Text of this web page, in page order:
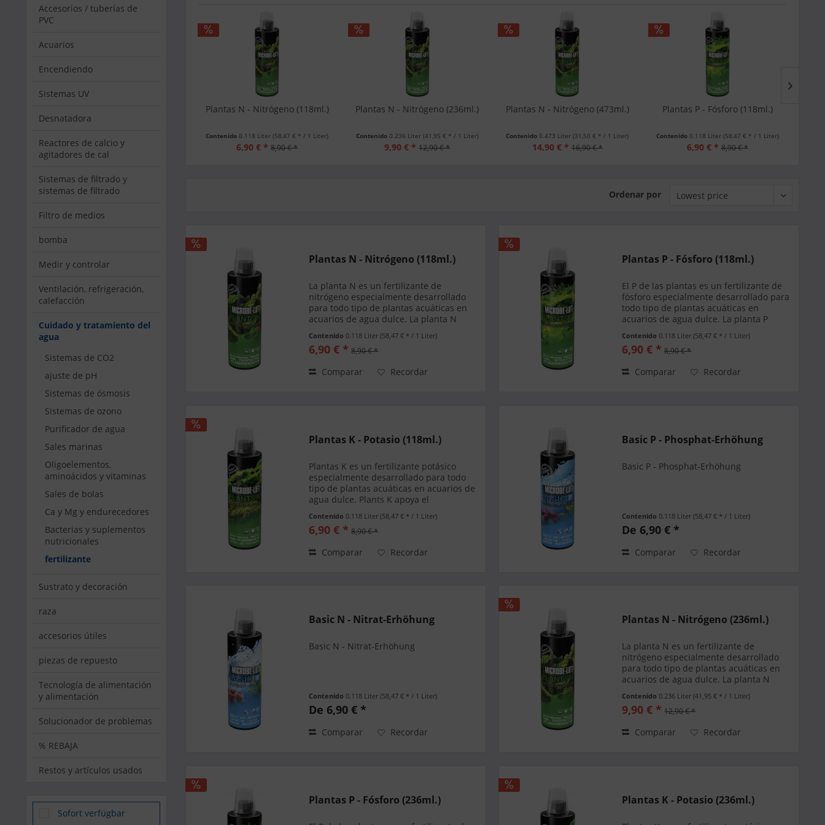
Accesorios / tuberías de
PVC
Acuarios
Encendiendo
Sistemas UV
Desnatadora
Reactores de calcio y
agitadores de cal
Sistemas de filtrado y
sistemas de filtrado
Filtro de medios
bomba
Medir y controlar
Ventilación, refrigeración,
calefacción
Cuidado y tratamiento del
agua
Sistemas de CO2
ajuste de pH
Sistemas de ósmosis
Sistemas de ozono
Purificador de agua
Sales marinas
Oligoelementos,
aminoácidos y vitaminas
Sales de bolas
Ca y Mg y endurecedores
Bacterias y suplementos
nutricionales
fertilizante
Sustrato y decoración
raza
accesorios útiles
piezas de repuesto
Tecnología de alimentación
y alimentación
Solucionador de problemas
% REBAJA
Restos y artículos usados
Sofort verfügbar
Plantas N - Nitrógeno (118ml.)
Contenido0.118 Liter(58,47 € * / 1 Liter)
6,90 € * 8,90 € *
Plantas N - Nitrógeno (236ml.)
Contenido 0.236 Liter (41,95 € * / 1 Liter)
9,90 € * 12,90 € *
Plantas N - Nitrógeno (473ml.)
Contenido0.473 Liter(31,50 € * / 1 Liter)
14,90 € * 16,90 € *
Plantas P - Fósforo (118ml.)
Contenido 0.118 Liter (58,47 € * / 1 Liter)
6,90 € * 8,90 € *
Ordenar por
Plantas N - Nitrógeno (118ml.)
La planta N es un fertilizante de
nitrógeno especialmente desarrollado
para todo tipo de plantas acuáticas en
acuarios de agua dulce. La planta N
evita una deficiencia de nitrógeno de sus
plantas...
Contenido 0.118 Liter(58,47 € * / 1 Liter)
6,90 € * 8,90 € *
Comparar Recordar
Plantas P - Fósforo (118ml.)
El P de las plantas es un fertilizante de
fósforo especialmente desarrollado para
todo tipo de plantas acuáticas en
acuarios de agua dulce. La planta P
planta y previene la deficiencia de
fósforo en...
Contenido 0.118 Liter(58,47 € * / 1 Liter)
6,90 € * 8,90 € *
Comparar Recordar
Plantas K - Potasio (118ml.)
Plantas K es un fertilizante potásico
especialmente desarrollado para todo
tipo de plantas acuáticas en acuarios de
agua dulce. Plants K apoya el
previene la deficiencia de potasio en sus
plantas...
Contenido 0.118 Liter(58,47 € * / 1 Liter)
6,90 € * 8,90 € *
Comparar Recordar
Basic P - Phosphat-Erhöhung
Basic P - Phosphat-Erhöhung
Contenido 0.118 Liter(58,47 € * / 1 Liter)
De 6,90 € *
Comparar Recordar
Basic N - Nitrat-Erhöhung
Basic N - Nitrat-Erhöhung
Contenido 0.118 Liter(58,47 € * / 1 Liter)
De 6,90 € *
Comparar Recordar
Plantas N - Nitrógeno (236ml.)
La planta N es un fertilizante de
nitrógeno especialmente desarrollado
para todo tipo de plantas acuáticas en
acuarios de agua dulce. La planta N
evita una deficiencia de nitrógeno de sus
plantas...
Contenido 0.236 Liter(41,95 € * / 1 Liter)
9,90 € * 12,90 € *
Comparar Recordar
Plantas P - Fósforo (236ml.) Plantas K - Potasio (236ml.)